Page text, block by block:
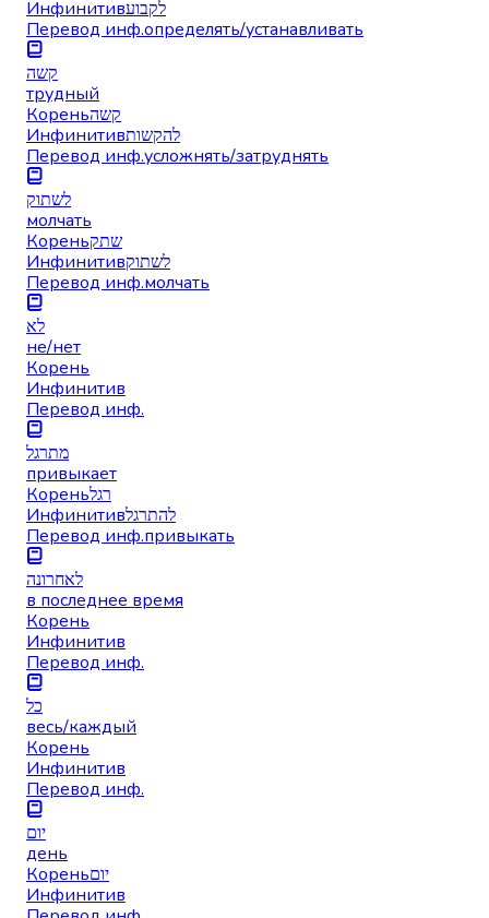
Инфинитивלקבוע
Перевод инф.определять/устанавливать
קשה
трудный
Кореньקשה
Инфинитивלהקשות
Перевод инф.усложнять/затруднять
לשתוק
молчать
Кореньשתק
Инфинитивלשתוק
Перевод инф.молчать
לא
не/нет
Корень
Инфинитив
Перевод инф.
מתרגל
привыкает
Кореньרגל
Инфинитивלהתרגל
Перевод инф.привыкать
לאחרונה
в последнее время
Корень
Инфинитив
Перевод инф.
כל
весь/каждый
Корень
Инфинитив
Перевод инф.
יום
день
Кореньיום
Инфинитив